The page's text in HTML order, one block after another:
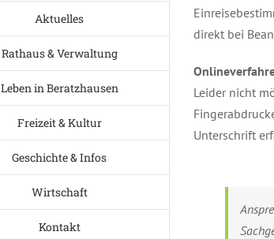
Aktuelles
Rathaus & Verwaltung
Leben in Beratzhausen
Freizeit & Kultur
Geschichte & Infos
Wirtschaft
Kontakt
direkt bei
Leider nicht
Unterschrift